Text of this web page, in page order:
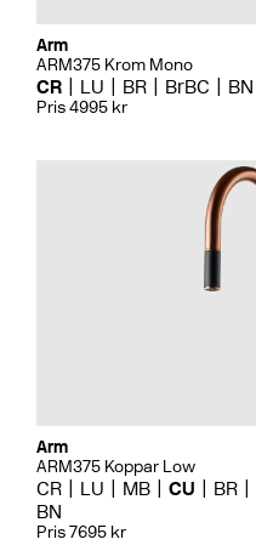
Arm
ARM375 Krom Mono
CR LU BR BrBC BN
Pris 4995 kr
Arm
ARM375 Koppar Low
CR LU MB CU BR
BN
Pris 7695 kr